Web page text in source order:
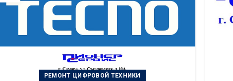
РЕМОНТ ЦИФРОВОЙ ТЕХНИКИ